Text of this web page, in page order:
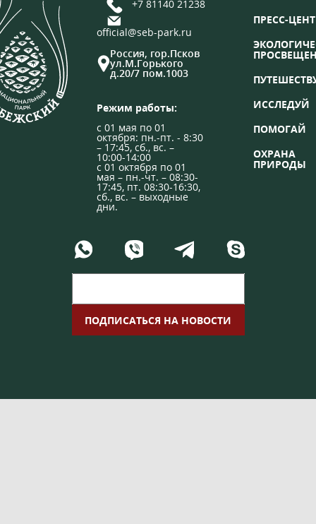
+7 81140 21238
official@seb-park.ru
Россия, гор.Псков
ул.М.Горького
д.20/7 пом.1003
Режим работы:
с 01 мая по 01
октября: пн.-пт. - 8:30
– 17:45, сб., вс. –
10:00-14:00
с 01 октября по 01
мая – пн.-чт. – 08:30-
17:45, пт. 08:30-16:30,
сб., вс. – выходные
дни.
ПРЕСС-
ИССЛЕДУЙ
ПОМОГАЙ
ОХРАНА
ПРИРОДЫ